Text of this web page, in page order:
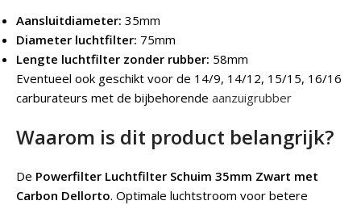
Aansluitdiameter: 35mm
Diameter luchtfilter: 75mm
Lengte luchtfilter zonder rubber: 58mm
Eventueel ook geschikt voor de 14/9, 14/12, 15/15, 16/16
carburateurs met de bijbehorende aanzuigrubber
Waarom is dit product belangrijk?
De Powerfilter Luchtfilter Schuim 35mm Zwart met
Carbon Dellorto. Optimale luchtstroom voor betere